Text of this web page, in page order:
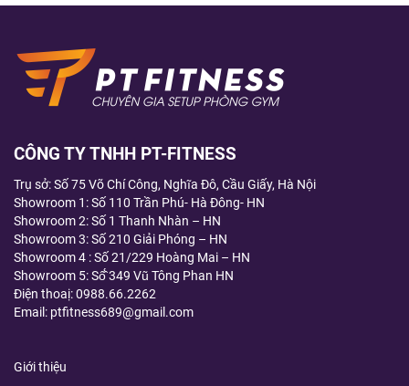
CÔNG TY TNHH PT-FITNESS
Trụ sở: Số 75 Võ Chí Công, Nghĩa Đô, Cầu Giấy, Hà Nội
Showroom 1: Số 110 Trần Phú- Hà Đông- HN
Showroom 2: Số 1 Thanh Nhàn – HN
Showroom 3: Số 210 Giải Phóng – HN
Showroom 4 : Số 21/229 Hoàng Mai – HN
Showroom 5: Số̂́ 349 Vũ Tông Phan HN
Điện thoaị:0988.66.2262
Email: ptfitness689@gmail.com
Giới thiệu